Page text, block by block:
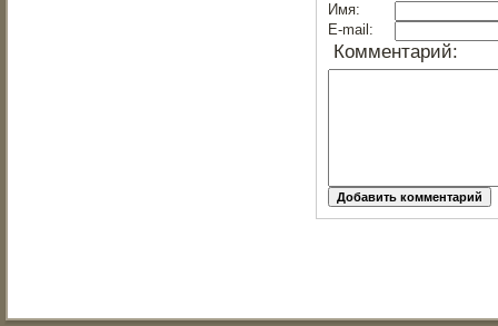
Имя:
E-mail:
Комментарий: